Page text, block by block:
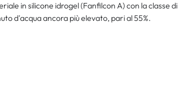
in silicone idrogel (Fanfilcon A) con la classe di
d'acqua ancora più elevato, pari al 55%.